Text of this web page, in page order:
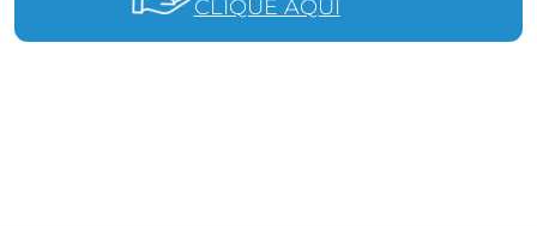
CLIQUE AQUI